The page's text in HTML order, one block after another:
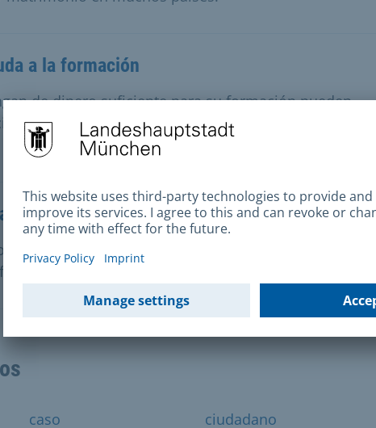
a la formación
de dinero suficiente para su formación pueden
en virtud de la Ley Federal de Ayudas a la Formación
- Ciudadanos de la UE y del EEE
importante sobre su estancia en Alemania si
es ciudadano de la UE o del EEE.
caso ciudadano